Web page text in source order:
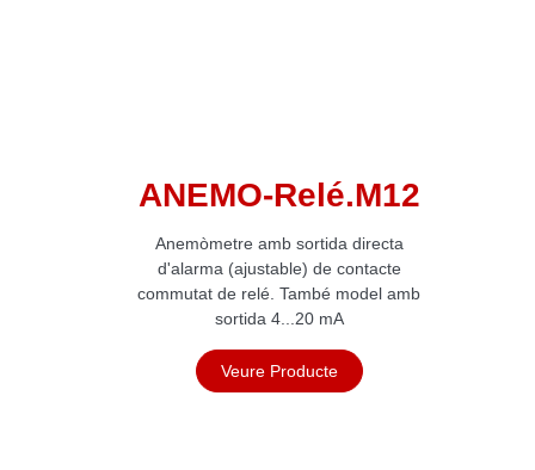
DP 110.xx
Sensor direcció del vent
Veure Producte